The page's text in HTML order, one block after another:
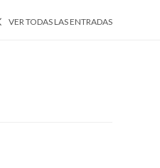
VER TODAS LAS ENTRADAS